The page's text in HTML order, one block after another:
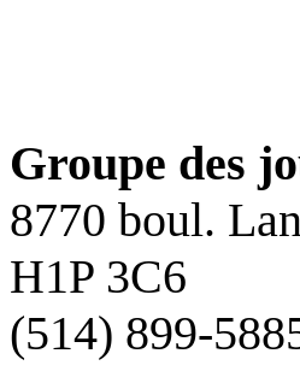
Groupe des
8770 boul.
H1P 3C6
(514) 899-